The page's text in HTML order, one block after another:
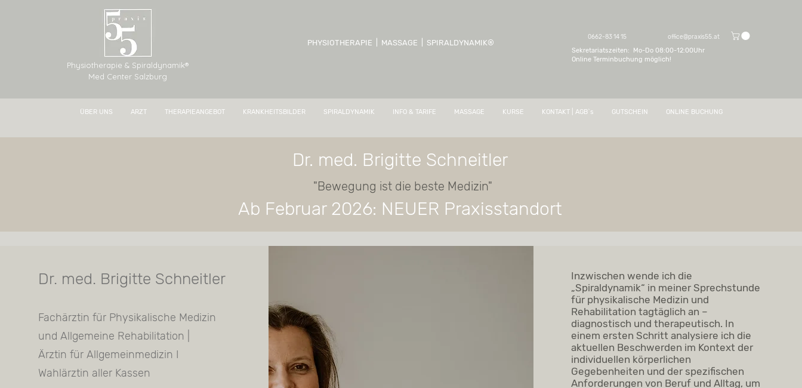
Physiotherapie & Spiraldynamik®
Med Center Salzburg
PHYSIOTHERAPIE | MASSAGE | SPIRALDYNAMIK®
0662-83 14 15 office@praxis55.at
Sekretariatszeiten: Mo-Do 08:00-12:00Uhr
Online Terminbuchung möglich!
ÜBER UNS ARZT THERAPIEANGEBOT KRANKHEITSBILDER SPIRALDYNAMIK INFO & TARIFE MASSAGE KURSE KONTAKT | AGB`s GUTSCHEIN ONLINE BUCHUNG
Dr. med. Brigitte Schneitler
"Bewegung ist die beste Medizin"
Ab Februar 2026: NEUER Praxisstandort
Dr. med. Brigitte Schneitler
Fachärztin für Physikalische Medizin
und Allgemeine Rehabilitation |
Ärztin für Allgemeinmedizin I
Wahlärztin aller Kassen
Inzwischen wende ich die
„Spiraldynamik“ in meiner Sprechstunde
für physikalische Medizin und
Rehabilitation tagtäglich an –
diagnostisch und therapeutisch. In
einem ersten Schritt analysiere ich die
aktuellen Beschwerden im Kontext der
individuellen körperlichen
Gegebenheiten und der spezifischen
Anforderungen von Beruf und Alltag, um